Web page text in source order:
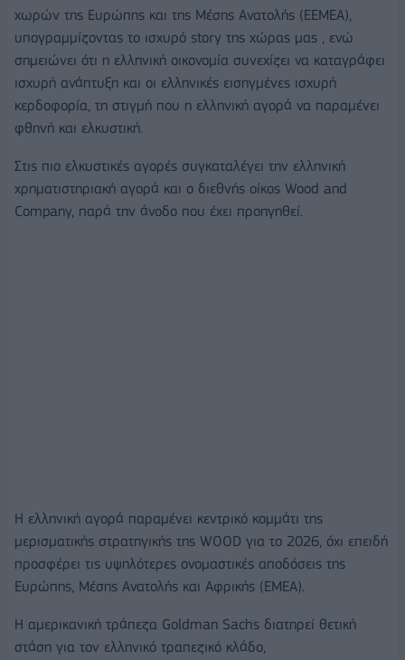
χωρών της Ευρώπης και της Μέσης Ανατολής (ΕΕΜΕΑ),
υπογραμμίζοντας το ισχυρό story της χώρας μας , ενώ
σημειώνει ότι η ελληνική οικονομία συνεχίζει να καταγράφει
ισχυρή ανάπτυξη και οι ελληνικές εισηγμένες ισχυρή
κερδοφορία, τη στιγμή που η ελληνική αγορά να παραμένει
φθηνή και ελκυστική.
Στις πιο ελκυστικές αγορές συγκαταλέγει την ελληνική
χρηματιστηριακή αγορά και ο διεθνής οίκος Wood and
Company, παρά την άνοδο που έχει προηγηθεί.
Η ελληνική αγορά παραμένει κεντρικό κομμάτι της
μερισματικής στρατηγικής της WOOD για το 2026, όχι επειδή
προσφέρει τις υψηλότερες ονομαστικές αποδόσεις της
Ευρώπης, Μέσης Ανατολής και Αφρικής (EMEA).
Η αμερικανική τράπεζα Goldman Sachs διατηρεί θετική
στάση για τον ελληνικό τραπεζικό κλάδο,